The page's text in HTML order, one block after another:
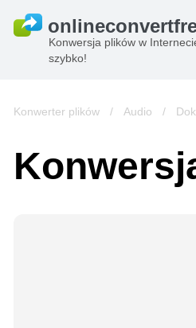
Konwersja plików w
szybko!
Konwerter plików / Audio /